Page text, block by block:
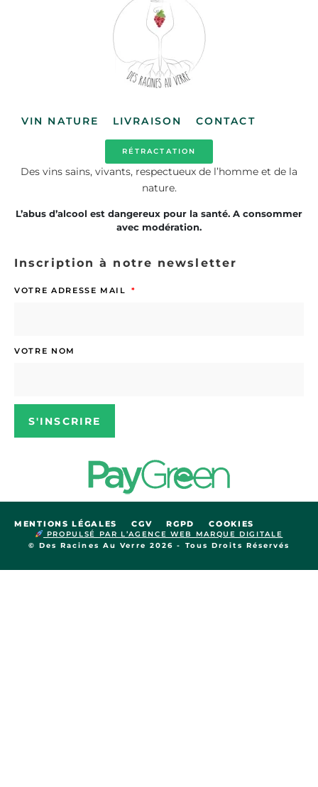
VIN NATURE LIVRAISON CONTACT
RÉTRACTATION
Des vins sains, vivants, respectueux de l’homme et de la
nature.
L’abus d’alcool est dangereux pour la santé. A consommer
avec modération.
Inscription à notre newsletter
VOTRE ADRESSE MAIL
VOTRE NOM
S'INSCRIRE
© Des Racines Au Verre 2026 - Tous Droits Réservés
PROPULSÉ PAR L’AGENCE WEB MARQUE DIGITALE
MENTIONS LÉGALES CGV RGPD COOKIES